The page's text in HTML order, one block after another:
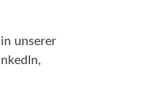
unserer